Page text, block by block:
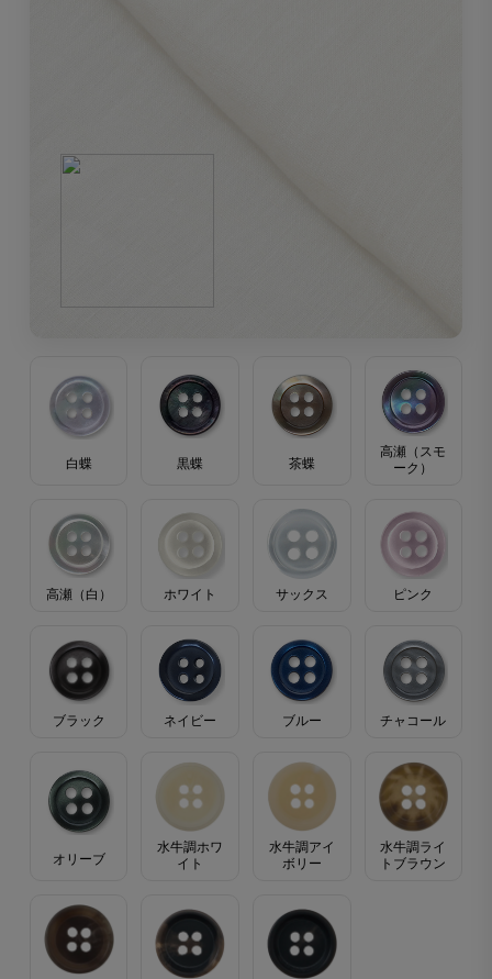
白蝶 黒蝶 茶蝶
高瀬（スモ
ーク）
高瀬（白） ホワイト サックス ピンク
ブラック ネイビー ブルー チャコール
オリーブ
水牛調ホワ
イト
水牛調アイ
ボリー
水牛調ライ
トブラウン